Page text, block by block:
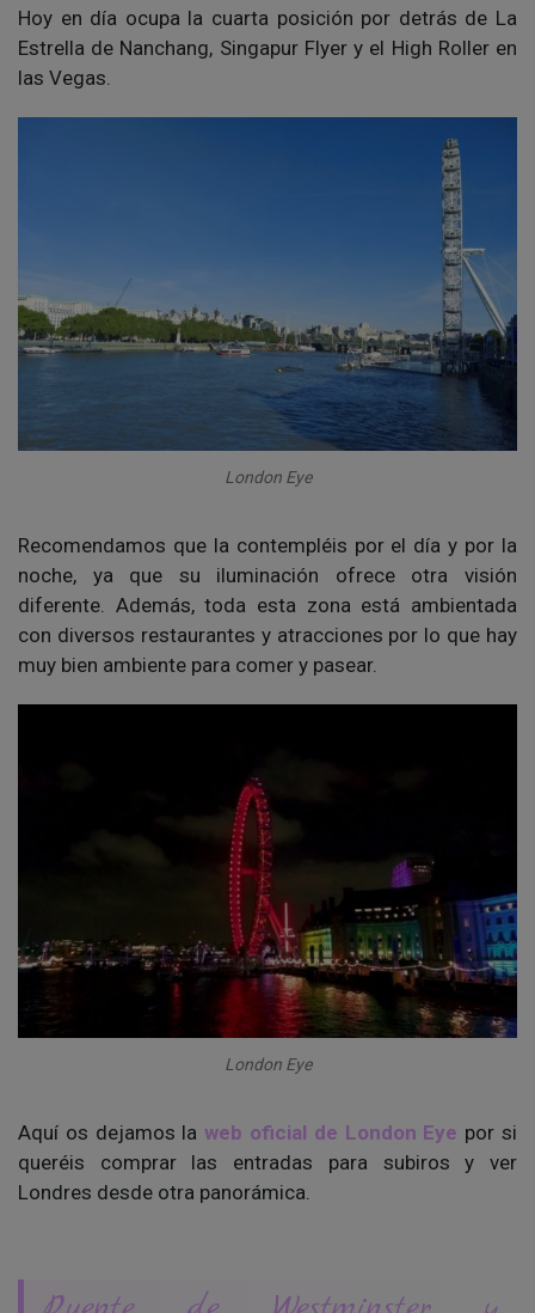
Hoy en día ocupa la cuarta posición por detrás de La
Estrella de Nanchang, Singapur Flyer y el High Roller en
las Vegas.
London Eye
Recomendamos que la contempléis por el día y por la
noche, ya que su iluminación ofrece otra visión
diferente. Además, toda esta zona está ambientada
con diversos restaurantes y atracciones por lo que hay
muy bien ambiente para comer y pasear.
London Eye
Aquí os dejamos laweb oficial de London Eye por si
queréis comprar las entradas para subiros y ver
Londres desde otra panorámica.